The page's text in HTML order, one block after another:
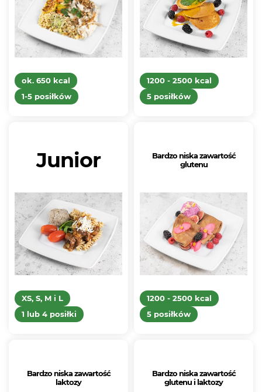
1-5 posiłków
ok. 650 kcal
5 posiłków
1200 - 2500 kcal
Junior
1 lub 4 posiłki
XS, S, M i L
Bardzo niska zawartość
glutenu
5 posiłków
1200 - 2500 kcal
Bardzo niska zawartość
laktozy
Bardzo niska zawartość
glutenu i laktozy